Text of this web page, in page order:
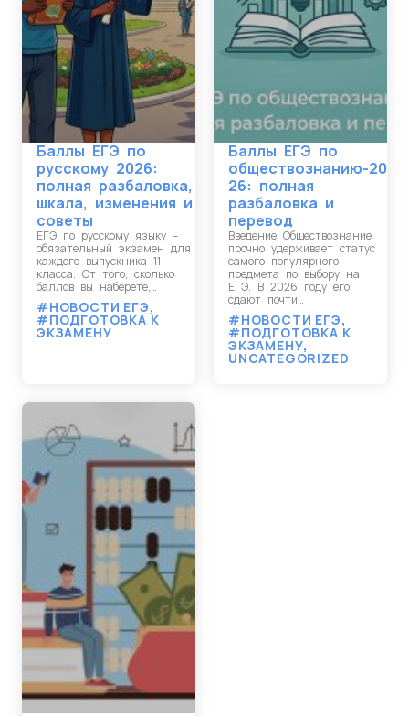
Баллы ЕГЭ по
русскому 2026:
полная разбаловка,
шкала, изменения и
советы
ЕГЭ по русскому языку –
обязательный экзамен для
каждого выпускника 11
класса. От того, сколько
баллов вы наберёте,…
#НОВОСТИ ЕГЭ,
#ПОДГОТОВКА К
ЭКЗАМЕНУ
Баллы ЕГЭ по
обществознанию-20
26: полная
разбаловка и
перевод
Введение Обществознание
прочно удерживает статус
самого популярного
предмета по выбору на
ЕГЭ. В 2026 году его
сдают почти…
#НОВОСТИ ЕГЭ,
#ПОДГОТОВКА К
ЭКЗАМЕНУ,
UNCATEGORIZED